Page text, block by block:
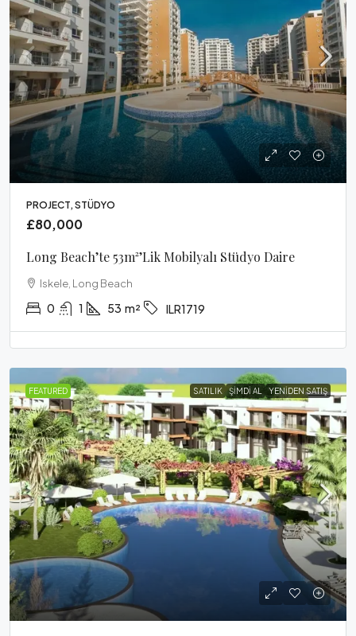
PROJECT, STÜDYO
£80,000
Long Beach’te 53m²’lik Mobilyalı Stüdyo Daire
Iskele, Long Beach
0 1 53 m² ILR1719
FEATURED SATILIK ŞIMDI AL YENIDEN SATIŞ